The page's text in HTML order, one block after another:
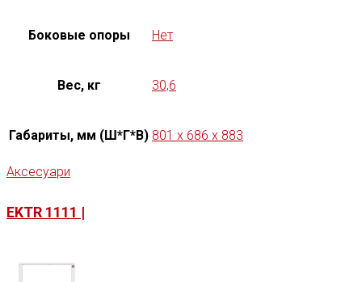
Боковые опоры Нет
Вес, кг 30,6
Габариты, мм (Ш*Г*В) 801 x 686 x 883
Аксесуари
EKTR 1111 |